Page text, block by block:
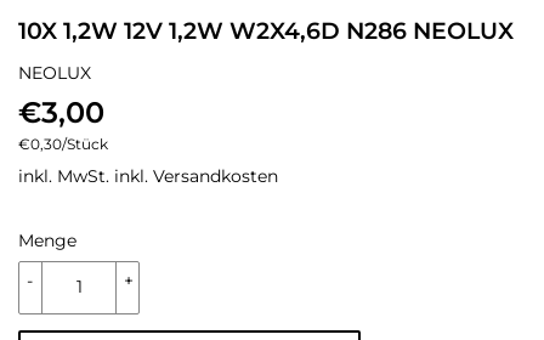
10X 1,2W 12V 1,2W W2X4,6D N286 NEOLUX
NEOLUX
€3,00
Einzelpreis
€0,30/pro
Stück
inkl. MwSt. inkl. Versandkosten
Menge
+
-